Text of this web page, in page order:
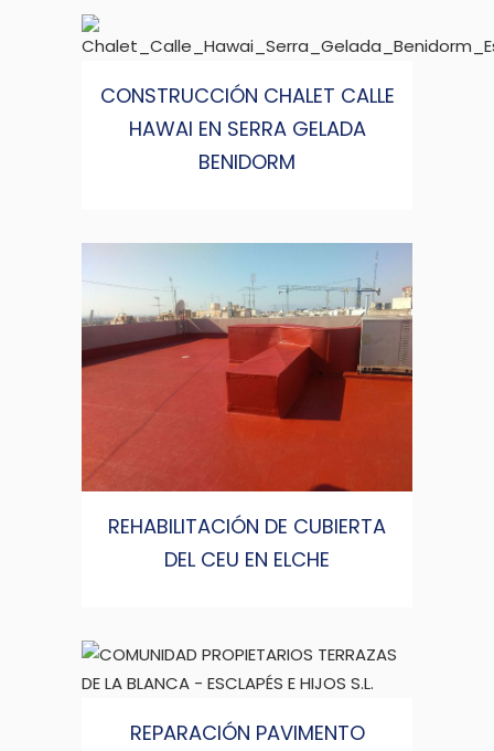
CONSTRUCCIÓN CHALET CALLE
HAWAI EN SERRA GELADA
BENIDORM
REHABILITACIÓN DE CUBIERTA
DEL CEU EN ELCHE
REPARACIÓN PAVIMENTO